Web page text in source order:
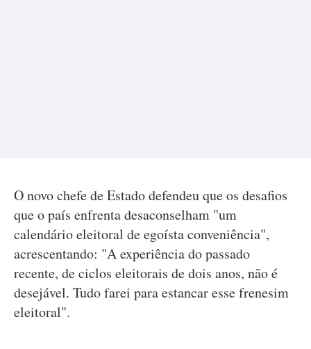
O novo chefe de Estado defendeu que os desafios
que o país enfrenta desaconselham "um
calendário eleitoral de egoísta conveniência",
acrescentando: "A experiência do passado
recente, de ciclos eleitorais de dois anos, não é
desejável. Tudo farei para estancar esse frenesim
eleitoral".